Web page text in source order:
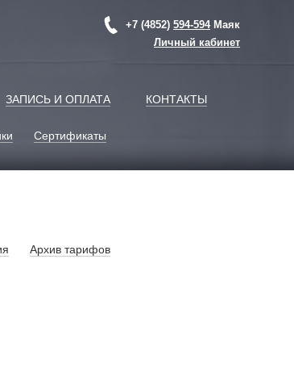
+7 (4852) 594-594Маяк
Личный кабинет
ЗАПИСЬ И ОПЛАТА КОНТАКТЫ
Сертификаты
Архив тарифов